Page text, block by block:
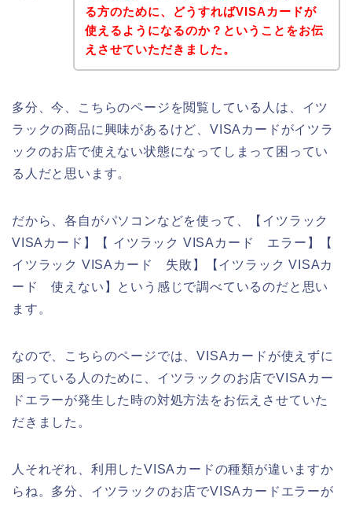
る方のために、どうすればVISAカードが
使えるようになるのか？ということをお伝
えさせていただきました。
多分、今、こちらのページを閲覧している人は、イツ
ラックの商品に興味があるけど、VISAカードがイツラ
ックのお店で使えない状態になってしまって困ってい
る人だと思います。
だから、各自がパソコンなどを使って、【イツラック
VISAカード】【 イツラック VISAカード エラー】【
イツラック VISAカード 失敗】【イツラック VISAカ
ード 使えない】という感じで調べているのだと思い
ます。
なので、こちらのページでは、VISAカードが使えずに
困っている人のために、イツラックのお店でVISAカー
ドエラーが発生した時の対処方法をお伝えさせていた
だきました。
人それぞれ、利用したVISAカードの種類が違いますか
らね。多分、イツラックのお店でVISAカードエラーが